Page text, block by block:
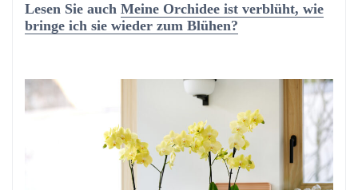
Lesen Sie auch Meine Orchidee ist verblüht, wie
bringe ich sie wieder zum Blühen?